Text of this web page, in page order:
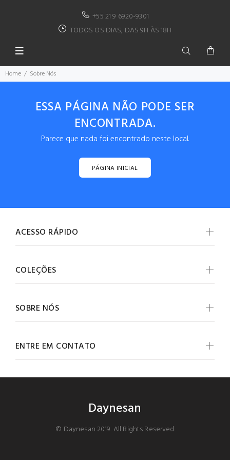
+55 21 9 6920-9301
TODOS OS DIAS, DAS 9H ÀS 18H
Home Sobre Nós
ESSA PÁGINA NÃO PODE SER
ENCONTRADA.
Parece que nada foi encontrado neste local.
PÁGINA INICIAL
ACESSO RÁPIDO
COLEÇÕES
SOBRE NÓS
ENTRE EM CONTATO
Daynesan
© Daynesan 2019. All Rights Reserved